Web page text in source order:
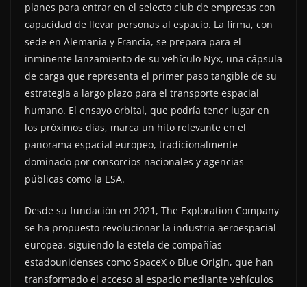
planes para entrar en el selecto club de empresas con
capacidad de llevar personas al espacio. La firma, con
sede en Alemania y Francia, se prepara para el
inminente lanzamiento de su vehículo Nyx, una cápsula
de carga que representa el primer paso tangible de su
estrategia a largo plazo para el transporte espacial
humano. El ensayo orbital, que podría tener lugar en
los próximos días, marca un hito relevante en el
panorama espacial europeo, tradicionalmente
dominado por consorcios nacionales y agencias
públicas como la ESA.
Desde su fundación en 2021, The Exploration Company
se ha propuesto revolucionar la industria aeroespacial
europea, siguiendo la estela de compañías
estadounidenses como SpaceX o Blue Origin, que han
transformado el acceso al espacio mediante vehículos